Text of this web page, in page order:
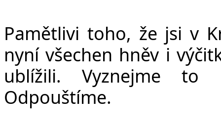
Pamětlivi toho, že jsi v
nyní všechen hněv i
ublížili. Vyznejme to
Odpouštíme.